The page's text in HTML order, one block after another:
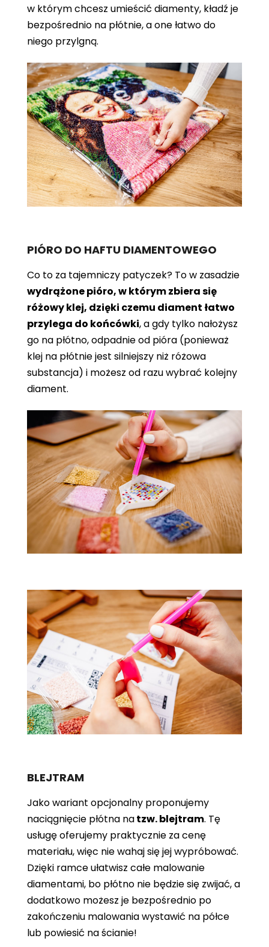
w którym chcesz umieścić diamenty, kładź je
bezpośrednio na płótnie, a one łatwo do
niego przylgną.
PIÓRO DO HAFTU DIAMENTOWEGO
Co to za tajemniczy patyczek? To w zasadzie
wydrążone pióro, w którym zbiera się
różowy klej, dzięki czemu diament łatwo
przylega do końcówki, a gdy tylko nałożysz
go na płótno, odpadnie od pióra (ponieważ
klej na płótnie jest silniejszy niż różowa
substancja) i możesz od razu wybrać kolejny
diament.
BLEJTRAM
Jako wariant opcjonalny proponujemy
naciągnięcie płótna natzw. blejtram. Tę
usługę oferujemy praktycznie za cenę
materiału, więc nie wahaj się jej wypróbować.
Dzięki ramce ułatwisz całe malowanie
diamentami, bo płótno nie będzie się zwijać, a
dodatkowo możesz je bezpośrednio po
zakończeniu malowania wystawić na półce
lub powiesić na ścianie!